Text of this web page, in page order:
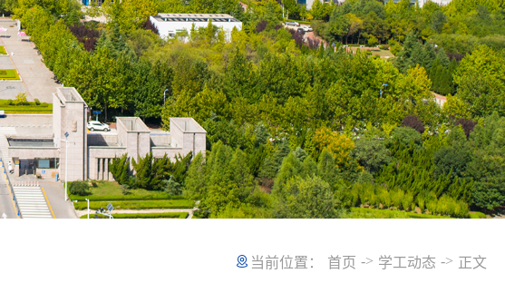
当前位置： 首页 -> 学工动态 -> 正文